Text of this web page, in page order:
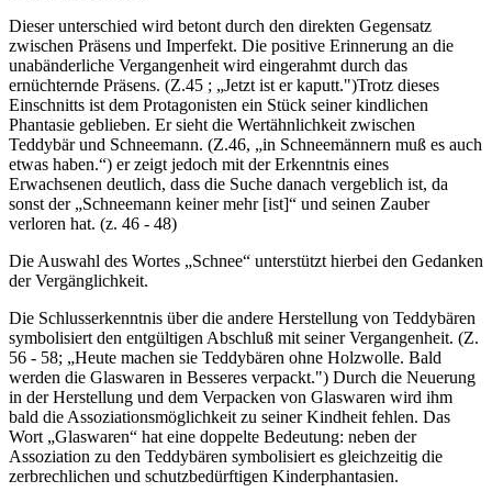
Dieser unterschied wird betont durch den direkten Gegensatz
zwischen Präsens und Imperfekt. Die positive Erinnerung an die
unabänderliche Vergangenheit wird eingerahmt durch das
ernüchternde Präsens. (Z.45 ; „Jetzt ist er kaputt.")Trotz dieses
Einschnitts ist dem Protagonisten ein Stück seiner kindlichen
Phantasie geblieben. Er sieht die Wertähnlichkeit zwischen
Teddybär und Schneemann. (Z.46, „in Schneemännern muß es auch
etwas haben.“) er zeigt jedoch mit der Erkenntnis eines
Erwachsenen deutlich, dass die Suche danach vergeblich ist, da
sonst der „Schneemann keiner mehr [ist]“ und seinen Zauber
verloren hat. (z. 46 - 48)
Die Auswahl des Wortes „Schnee“ unterstützt hierbei den Gedanken
der Vergänglichkeit.
Die Schlusserkenntnis über die andere Herstellung von Teddybären
symbolisiert den entgültigen Abschluß mit seiner Vergangenheit. (Z.
56 - 58; „Heute machen sie Teddybären ohne Holzwolle. Bald
werden die Glaswaren in Besseres verpackt.") Durch die Neuerung
in der Herstellung und dem Verpacken von Glaswaren wird ihm
bald die Assoziationsmöglichkeit zu seiner Kindheit fehlen. Das
Wort „Glaswaren“ hat eine doppelte Bedeutung: neben der
Assoziation zu den Teddybären symbolisiert es gleichzeitig die
zerbrechlichen und schutzbedürftigen Kinderphantasien.